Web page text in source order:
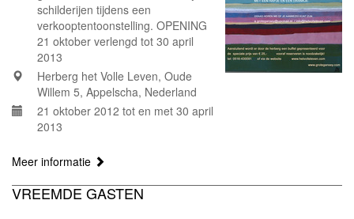
schilderijen tijdens een
verkooptentoonstelling. OPENING
21 oktober verlengd tot 30 april
2013
Herberg het Volle Leven, Oude
Willem 5, Appelscha, Nederland
21 oktober 2012 tot en met 30 april
2013
Meer informatie
VREEMDE GASTEN